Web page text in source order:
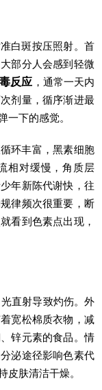
白斑按压照射。首
部分人会感到轻微
反应 ，通常一天内
剂量，循序渐进最
一下的感觉。
环丰富，黑素细胞
相对缓慢，角质层
年新陈代谢快，往
律频次很重要，断
看到色素点出现，
光直射导致灼伤。外
宽松棉质衣物，减
锌元素的食品。情
泌途径影响色素代
皮肤清洁干燥。